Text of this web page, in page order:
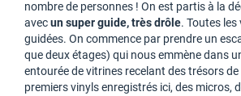
nombre de personnes ! On est partis à la
avecun super guide, très drôle. Toutes
guidées. On commence par prendre un
que deux étages) qui nous emmène dans
entourée de vitrines recelant des trésors de
premiers vinyls enregistrés ici, des micros,